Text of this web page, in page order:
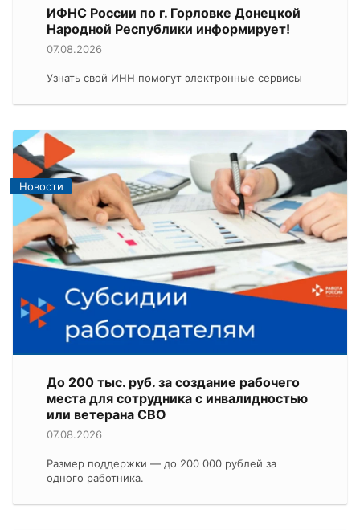
ИФНС России по г. Горловке Донецкой
Народной Республики информирует!
07.08.2026
Узнать свой ИНН помогут электронные сервисы
Новости
До 200 тыс. руб. за создание рабочего
места для сотрудника с инвалидностью
или ветерана СВО
07.08.2026
Размер поддержки — до 200 000 рублей за
одного работника.